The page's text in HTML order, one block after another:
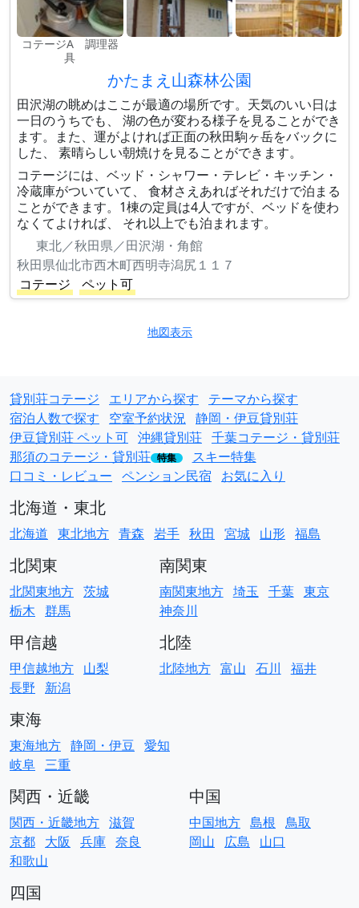
コテージA 調理器
具
かたまえ山森林公園
田沢湖の眺めはここが最適の場所です。天気のいい日は
一日のうちでも、 湖の色が変わる様子を見ることができ
ます。また、運がよければ正面の秋田駒ヶ岳をバックに
した、 素晴らしい朝焼けを見ることができます。
コテージには、ベッド・シャワー・テレビ・キッチン・
冷蔵庫がついていて、 食材さえあればそれだけで泊まる
ことができます。1棟の定員は4人ですが、ベッドを使わ
なくてよければ、 それ以上でも泊まれます。
東北／秋田県／田沢湖・角館
秋田県仙北市西木町西明寺潟尻１１７
コテージ
ペット可
地図表示
貸別荘コテージ エリアから探す
テーマから探す
宿泊人数で探す
空室予約状況 静岡・伊豆貸別荘
伊豆貸別荘 ペット可 沖縄貸別荘 千葉コテージ・貸別荘
那須のコテージ・貸別荘 特集
スキー特集
口コミ・レビュー ペンション民宿 お気に入り
北海道・東北
北海道 東北地方 青森 岩手 秋田 宮城 山形 福島
北関東
北関東地方 茨城
栃木 群馬
南関東
南関東地方 埼玉 千葉 東京
神奈川
甲信越
甲信越地方 山梨
長野
新潟
北陸
北陸地方 富山 石川 福井
東海
東海地方 静岡・伊豆 愛知
岐阜 三重
関西・近畿
関西・近畿地方 滋賀
京都 大阪 兵庫 奈良
和歌山
中国
中国地方 島根 鳥取
岡山
広島 山口
四国